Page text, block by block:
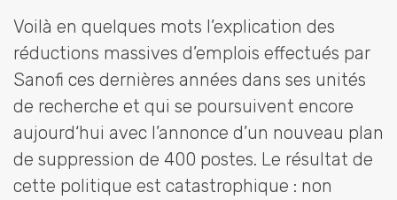
Voilà en quelques mots l’explication des
réductions massives d’emplois effectués par
Sanofi ces dernières années dans ses unités
de recherche et qui se poursuivent encore
aujourd‘hui avec l’annonce d’un nouveau plan
de suppression de 400 postes. Le résultat de
cette politique est catastrophique : non